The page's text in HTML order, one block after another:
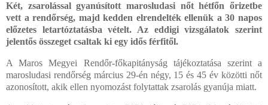
Két, zsarolással gyanúsított marosludasi nőt hétfőn őrizetbe
vett a rendőrség, majd kedden elrendelték ellenük a 30 napos
előzetes letartóztatásba vételt. Az eddigi vizsgálatok szerint
jelentős összeget csaltak ki egy idős férfitől.
A Maros Megyei Rendőr-főkapitányság tájékoztatása szerint a
marosludasi rendőrség március 29-én négy, 15 és 45 év közötti nőt
azonosított, akik ellen nyomozást folytattak zsarolás gyanúja miatt.